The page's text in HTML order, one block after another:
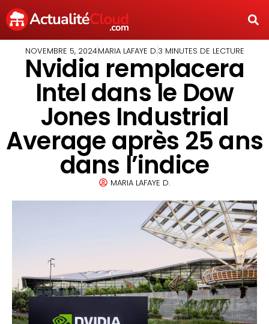
NOVEMBRE 5, 2024MARIA LAFAYE D.3 MINUTES DE LECTURE
Nvidia remplacera
Intel dans le Dow
Jones Industrial
Average après 25 ans
dans l’indice
MARIA LAFAYE D.